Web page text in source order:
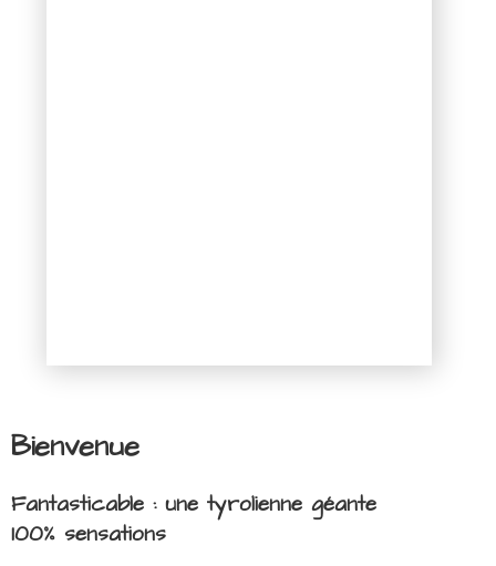
Bienvenue
Fantasticable : une tyrolienne géante
100% sensations